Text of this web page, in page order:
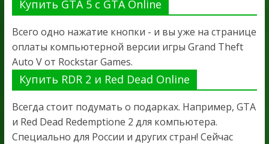
Купить GTA 5 с GTA Online
Всего одно нажатие кнопки - и вы уже на странице
оплаты компьютерной версии игры Grand Theft
Auto V от Rockstar Games.
Купить RDR 2 и Red Dead Online
Всегда стоит подумать о подарках. Например, GTA
и Red Dead Redemptione 2 для компьютера.
Специально для России и других стран! Сейчас